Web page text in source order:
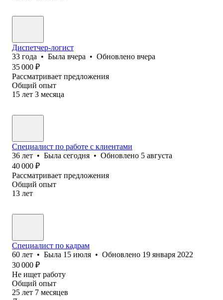
Диспетчер-логист
33 года • Была вчера • Обновлено вчера
35 000 ₽
Рассматривает предложения
Общий опыт
15 лет 3 месяца
Специалист по работе с клиентами
36 лет • Была сегодня • Обновлено 5 августа
40 000 ₽
Рассматривает предложения
Общий опыт
13 лет
Специалист по кадрам
60 лет • Была 15 июля • Обновлено 19 января 2022
30 000 ₽
Не ищет работу
Общий опыт
25 лет 7 месяцев